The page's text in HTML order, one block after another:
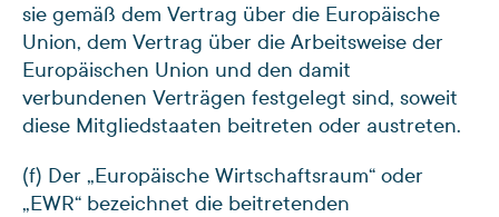
sie gemäß dem Vertrag über die Europäische
Union, dem Vertrag über die Arbeitsweise der
Europäischen Union und den damit
verbundenen Verträgen festgelegt sind, soweit
diese Mitgliedstaaten beitreten oder austreten.
(f) Der „Europäische Wirtschaftsraum“ oder
„EWR“ bezeichnet die beitretenden